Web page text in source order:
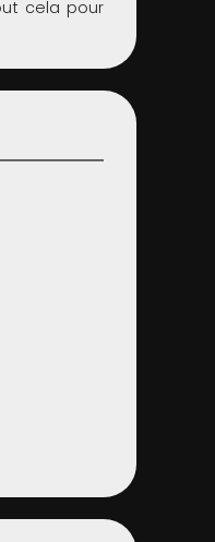
cela pour